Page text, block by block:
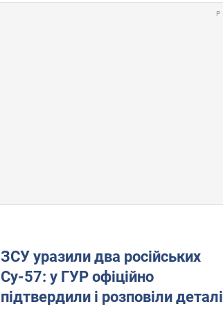
ЗСУ уразили два російських
Су-57: у ГУР офіційно
підтвердили і розповіли деталі